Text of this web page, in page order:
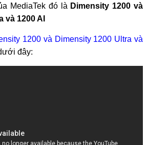
MediaTek đó là Dimensity 1200 và
và 1200 AI
1200 và Dimensity 1200 Ultra và
đây: